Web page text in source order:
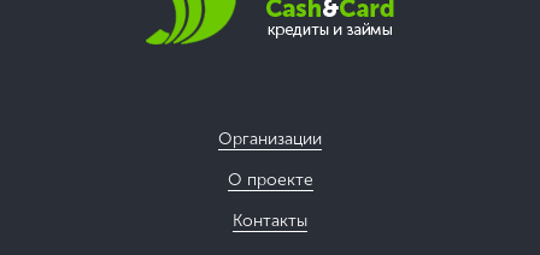
Организации
О проекте
Контакты